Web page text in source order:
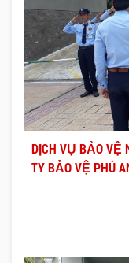
DỊCH VỤ BẢO VỆ
TY BẢO VỆ PHÚ